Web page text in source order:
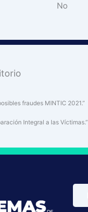
No
fraudes MINTIC 2021.”
Integral a las Víctimas.”